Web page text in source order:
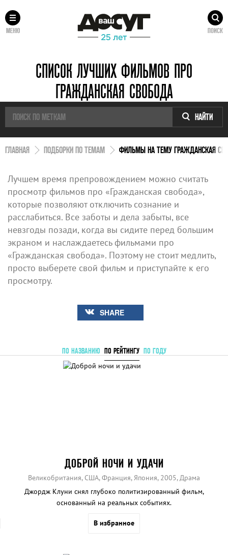
МЕНЮ ПОИСК
СПИСОК ЛУЧШИХ ФИЛЬМОВ ПРО
ГРАЖДАНСКАЯ СВОБОДА
НАЙТИ
ГЛАВНАЯ ПОДБОРКИ ПО ТЕМАМ ФИЛЬМЫ НА ТЕМУ ГРАЖДАНСКАЯ
Лучшем время препровождением можно считать
просмотр фильмов про «Гражданская свобода»,
которые позволяют отключить сознание и
расслабиться. Все заботы и дела забыты, все
невзгоды позади, когда вы сидите перед большим
экраном и наслаждаетесь фильмами про
«Гражданская свобода». Поэтому не стоит медлить,
просто выберете свой фильм и приступайте к его
просмотру.
SHARE
ПО НАЗВАНИЮ ПО РЕЙТИНГУ ПО ГОДУ
ДОБРОЙ НОЧИ И УДАЧИ
Великобритания, США, Франция, Япония, 2005, Драма
Джордж Клуни снял глубоко политизированный фильм,
основанный на реальных событиях.
В избранное